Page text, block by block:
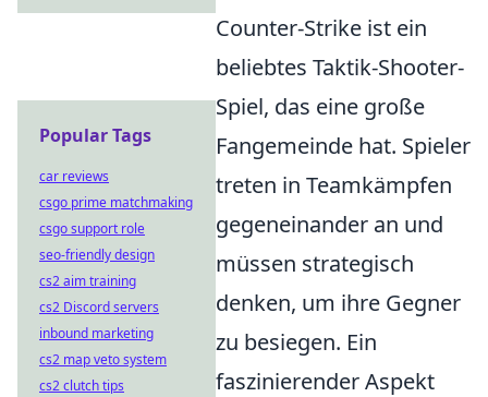
Counter-Strike ist ein
beliebtes Taktik-Shooter-
Spiel, das eine große
Fangemeinde hat. Spieler
treten in Teamkämpfen
gegeneinander an und
müssen strategisch
denken, um ihre Gegner
zu besiegen. Ein
faszinierender Aspekt
Popular Tags
car reviews
csgo prime matchmaking
csgo support role
seo-friendly design
cs2 aim training
cs2 Discord servers
inbound marketing
cs2 map veto system
cs2 clutch tips